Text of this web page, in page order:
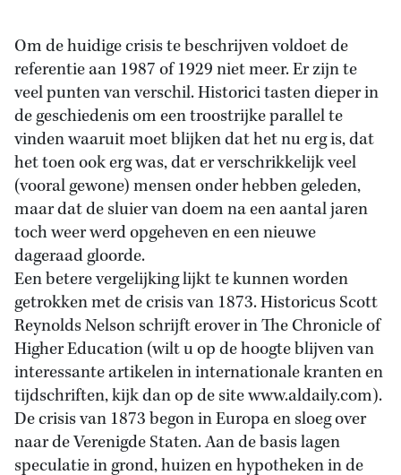
Om de huidige crisis te beschrijven voldoet de
referentie aan 1987 of 1929 niet meer. Er zijn te
veel punten van verschil. Historici tasten dieper in
de geschiedenis om een troostrijke parallel te
vinden waaruit moet blijken dat het nu erg is, dat
het toen ook erg was, dat er verschrikkelijk veel
(vooral gewone) mensen onder hebben geleden,
maar dat de sluier van doem na een aantal jaren
toch weer werd opgeheven en een nieuwe
dageraad gloorde.
Een betere vergelijking lijkt te kunnen worden
getrokken met de crisis van 1873. Historicus Scott
Reynolds Nelson schrijft erover in The Chronicle of
Higher Education (wilt u op de hoogte blijven van
interessante artikelen in internationale kranten en
tijdschriften, kijk dan op de site www.aldaily.com).
De crisis van 1873 begon in Europa en sloeg over
naar de Verenigde Staten. Aan de basis lagen
speculatie in grond, huizen en hypotheken in de